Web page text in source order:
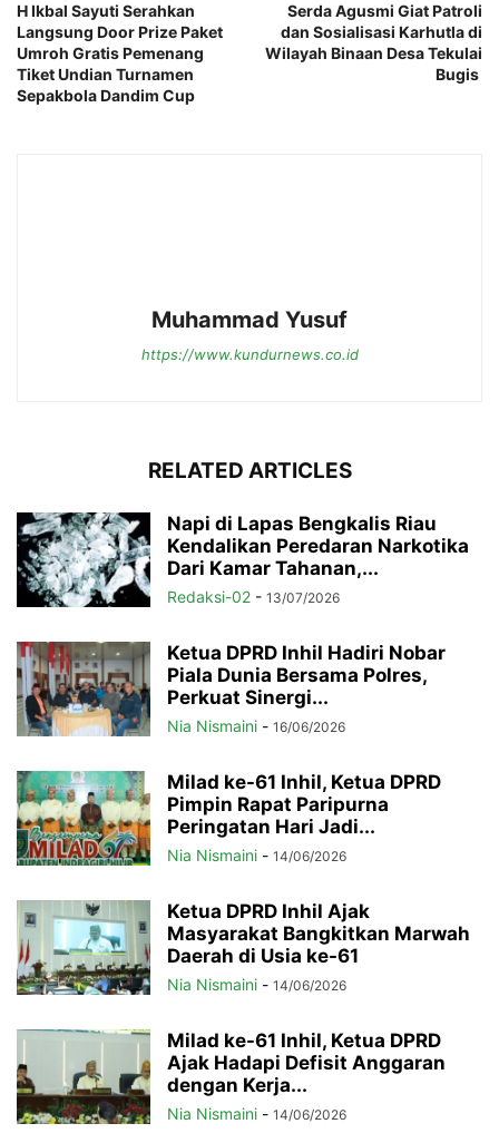
H Ikbal Sayuti Serahkan
Langsung Door Prize Paket
Umroh Gratis Pemenang
Tiket Undian Turnamen
Sepakbola Dandim Cup
Serda Agusmi Giat Patroli
dan Sosialisasi Karhutla di
Wilayah Binaan Desa Tekulai
Bugis
Muhammad Yusuf
https://www.kundurnews.co.id
RELATED ARTICLES
Napi di Lapas Bengkalis Riau
Kendalikan Peredaran Narkotika
Dari Kamar Tahanan,...
Redaksi-02 - 13/07/2026
Ketua DPRD Inhil Hadiri Nobar
Piala Dunia Bersama Polres,
Perkuat Sinergi...
Nia Nismaini - 16/06/2026
Milad ke-61 Inhil, Ketua DPRD
Pimpin Rapat Paripurna
Peringatan Hari Jadi...
Nia Nismaini - 14/06/2026
Ketua DPRD Inhil Ajak
Masyarakat Bangkitkan Marwah
Daerah di Usia ke-61
Nia Nismaini - 14/06/2026
Milad ke-61 Inhil, Ketua DPRD
Ajak Hadapi Defisit Anggaran
dengan Kerja...
Nia Nismaini - 14/06/2026